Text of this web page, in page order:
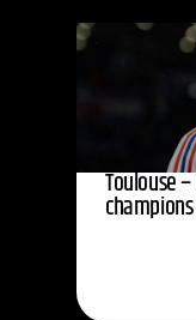
Toulouse